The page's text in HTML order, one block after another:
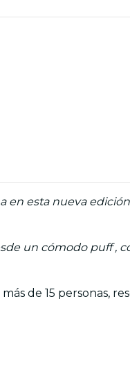
en esta nueva
un cómodo puff ,
de 15 personas,